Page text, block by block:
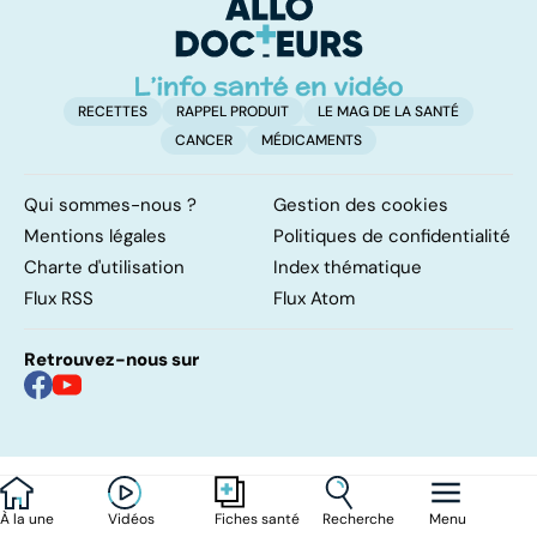
À la une Vidéos Fiches santé Recherche Menu
hyperactivité
touché
RECETTES RAPPEL PRODUIT
LE MAG DE LA SANTÉ
CANCER
MÉDICAMENTS
Qui sommes-nous ?
Gestion des cookies
Mentions légales
Politiques de confidentialité
Charte d'utilisation
Index thématique
Flux RSS
Flux Atom
Retrouvez-nous sur